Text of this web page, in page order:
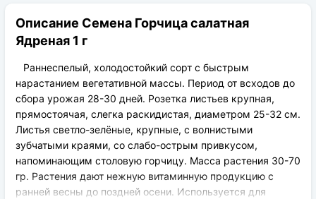
транспортировки вплоть до 14 дней (с учётом
хранения на складе).
На карту приват банка перед отправкой;
По выставленному счёту (реквизитам
юридического лица);
Описание Семена Горчица салатная
Ядреная 1 г
Раннеспелый, холодостойкий сорт с быстрым
нарастанием вегетативной массы. Период от всходов до
сбора урожая 28-30 дней. Розетка листьев крупная,
прямостоячая, слегка раскидистая, диаметром 25-32 см.
Листья светло-зелёные, крупные, с волнистыми
зубчатыми краями, со слабо-острым привкусом,
напоминающим столовую горчицу. Масса растения 30-70
гр. Растения дают нежную витаминную продукцию с
ранней весны до поздней осени. Используется для